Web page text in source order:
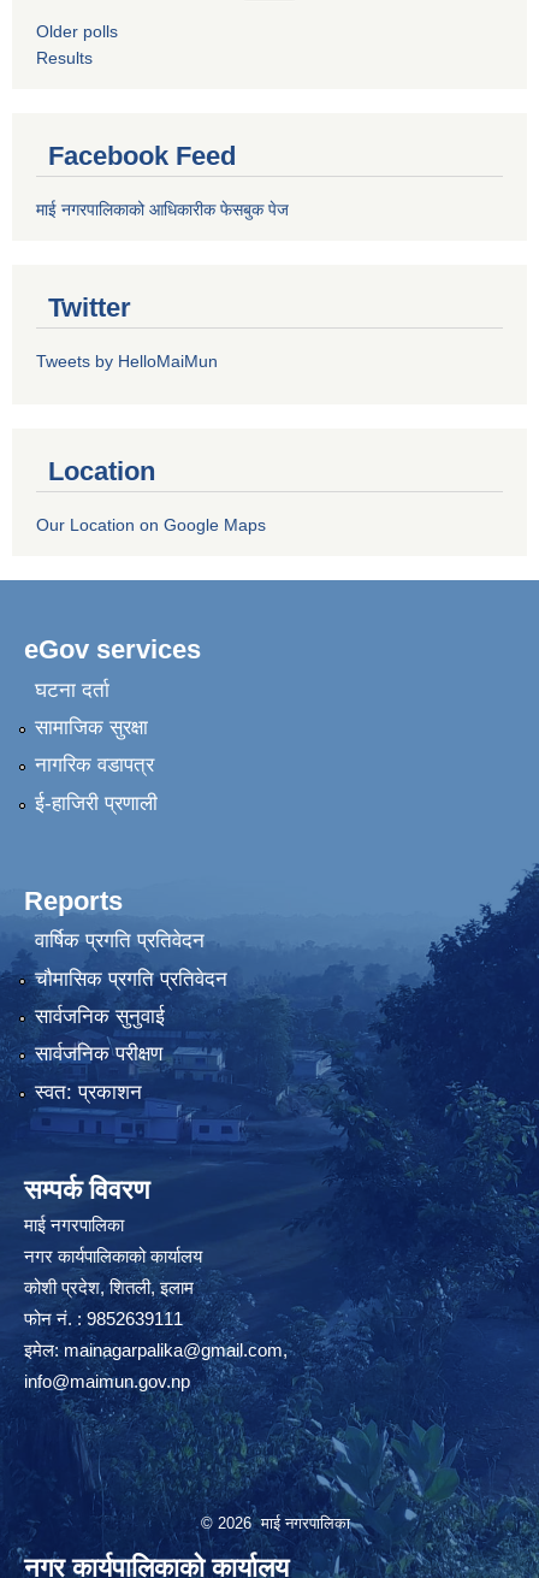
Older polls
Results
Facebook Feed
माई नगरपालिकाको आधिकारीक फेसबुक पेज
Twitter
Tweets by HelloMaiMun
Location
Our Location on Google Maps
eGov services
घटना दर्ता
सामाजिक सुरक्षा
नागरिक वडापत्र
ई-हाजिरी प्रणाली
Reports
वार्षिक प्रगति प्रतिवेदन
चौमासिक प्रगति प्रतिवेदन
सार्वजनिक सुनुवाई
सार्वजनिक परीक्षण
स्वत: प्रकाशन
सम्पर्क विवरण
माई नगरपालिका
नगर कार्यपालिकाको कार्यालय
कोशी प्रदेश, शितली, इलाम
फोन नं. : 9852639111
इमेल:mainagarpalika@gmail.com,
info@maimun.gov.np
© 2026 माई नगरपालिका
नगर कार्यपालिकाको कार्यालय